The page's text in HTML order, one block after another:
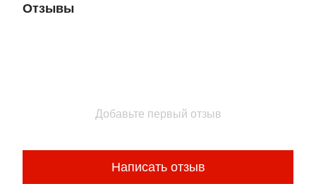
Отзывы
Добавьте первый отзыв
Написать отзыв